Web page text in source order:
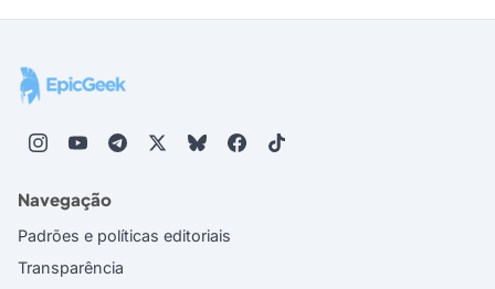
Navegação
Padrões e políticas editoriais
Transparência